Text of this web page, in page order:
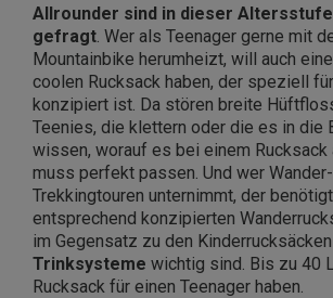
Allrounder sind in dieser
gefragt . Wer als Teenager gerne mit
Mountainbike herumheizt, will auch
coolen Rucksack haben, der speziell
konzipiert ist. Da stören breite
Teenies, die klettern oder die es in die
wissen, worauf es bei einem Rucksack
muss perfekt passen. Und wer
Trekkingtouren unternimmt, der
entsprechend konzipierten
im Gegensatz zu den
Trinksysteme wichtig sind. Bis zu 40
Rucksack für einen Teenager haben.